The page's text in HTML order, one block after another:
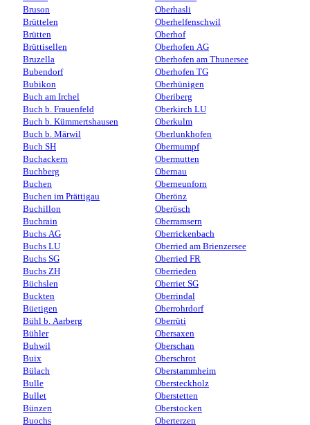
Bruson
Brüttelen
Brütten
Brüttisellen
Bruzella
Bubendorf
Bubikon
Buch am Irchel
Buch b. Frauenfeld
Buch b. Kümmertshausen
Buch b. Märwil
Buch SH
Buchackern
Buchberg
Buchen
Buchen im Prättigau
Buchillon
Buchrain
Buchs AG
Buchs LU
Buchs SG
Buchs ZH
Büchslen
Buckten
Büetigen
Bühl b. Aarberg
Bühler
Buhwil
Buix
Bülach
Bulle
Bullet
Bünzen
Buochs
Oberhasli
Oberhelfenschwil
Oberhof
Oberhofen AG
Oberhofen am Thunersee
Oberhofen TG
Oberhünigen
Oberiberg
Oberkirch LU
Oberkulm
Oberlunkhofen
Obermumpf
Obermutten
Obernau
Oberneunforn
Oberönz
Oberösch
Oberramsern
Oberrickenbach
Oberried am Brienzersee
Oberried FR
Oberrieden
Oberriet SG
Oberrindal
Oberrohrdorf
Oberrüti
Obersaxen
Oberschan
Oberschrot
Oberstammheim
Obersteckholz
Oberstetten
Oberstocken
Oberterzen